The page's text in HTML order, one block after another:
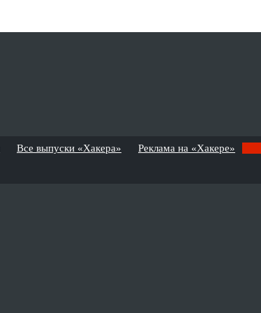
Все выпуски «Хакера» Реклама на «Хакере»